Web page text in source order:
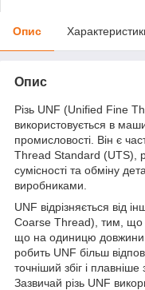
Опис
Опис
Різь UNF (Unified Fine
використовується в
промисловості. Він є
Thread Standard (UTS),
сумісності та обміну
виробниками.
UNF відрізняється від
Coarse Thread), тим, що
що на одиницю довжини
робить UNF більш
точніший збіг і
Зазвичай різь UNF